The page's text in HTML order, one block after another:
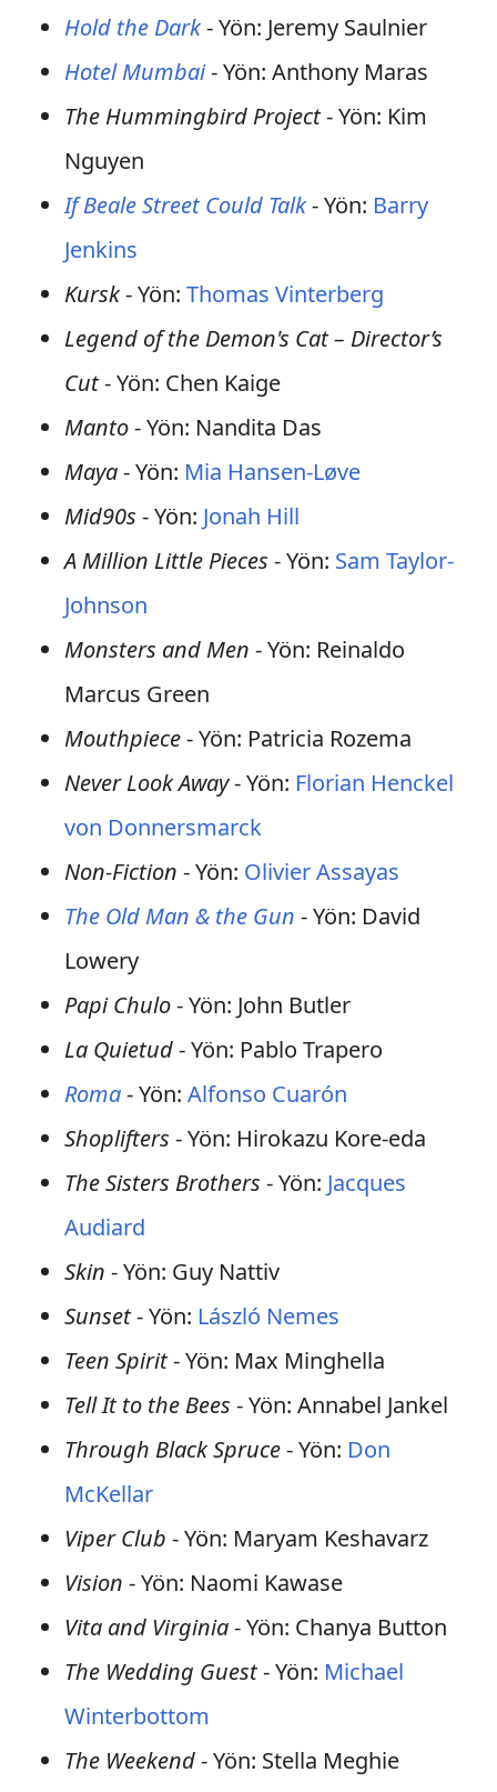
Hold the Dark- Yön: Jeremy Saulnier
Hotel Mumbai- Yön: Anthony Maras
The Hummingbird Project- Yön: Kim
Nguyen
If Beale Street Could Talk- Yön: Barry
Jenkins
Kursk- Yön: Thomas Vinterberg
Legend of the Demon's Cat – Director’s
Cut- Yön: Chen Kaige
Manto- Yön: Nandita Das
Maya- Yön: Mia Hansen-Løve
Mid90s - Yön: Jonah Hill
A Million Little Pieces - Yön: Sam Taylor-
Johnson
Monsters and Men - Yön: Reinaldo
Marcus Green
Mouthpiece- Yön: Patricia Rozema
Never Look Away- Yön: Florian Henckel
von Donnersmarck
Non-Fiction - Yön: Olivier Assayas
The Old Man & the Gun - Yön: David
Lowery
Papi Chulo- Yön: John Butler
La Quietud- Yön: Pablo Trapero
Roma- Yön: Alfonso Cuarón
Shoplifters - Yön: Hirokazu Kore-eda
The Sisters Brothers - Yön: Jacques
Audiard
Skin - Yön: Guy Nattiv
Sunset- Yön: László Nemes
Teen Spirit- Yön: Max Minghella
Tell It to the Bees - Yön: Annabel Jankel
Through Black Spruce- Yön: Don
McKellar
Viper Club - Yön: Maryam Keshavarz
Vision - Yön: Naomi Kawase
Vita and Virginia- Yön: Chanya Button
The Wedding Guest- Yön: Michael
Winterbottom
The Weekend- Yön: Stella Meghie